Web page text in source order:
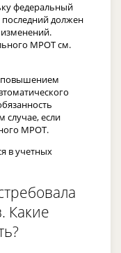
федеральный
должен
МРОТ см.
повышением
случае, если
МРОТ.
в учетных
Какие